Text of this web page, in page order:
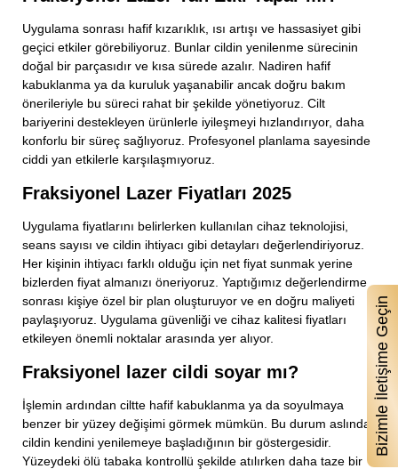
Bizimle İletişime Geçin
Uygulama sonrası hafif kızarıklık, ısı artışı ve hassasiyet gibi
geçici etkiler görebiliyoruz. Bunlar cildin yenilenme sürecinin
doğal bir parçasıdır ve kısa sürede azalır. Nadiren hafif
kabuklanma ya da kuruluk yaşanabilir ancak doğru bakım
önerileriyle bu süreci rahat bir şekilde yönetiyoruz. Cilt
bariyerini destekleyen ürünlerle iyileşmeyi hızlandırıyor, daha
konforlu bir süreç sağlıyoruz. Profesyonel planlama sayesinde
ciddi yan etkilerle karşılaşmıyoruz.
Fraksiyonel Lazer Fiyatları 2025
Uygulama fiyatlarını belirlerken kullanılan cihaz teknolojisi,
seans sayısı ve cildin ihtiyacı gibi detayları değerlendiriyoruz.
Her kişinin ihtiyacı farklı olduğu için net fiyat sunmak yerine
bizlerden fiyat almanızı öneriyoruz. Yaptığımız değerlendirme
sonrası kişiye özel bir plan oluşturuyor ve en doğru maliyeti
paylaşıyoruz. Uygulama güvenliği ve cihaz kalitesi fiyatları
etkileyen önemli noktalar arasında yer alıyor.
Fraksiyonel lazer cildi soyar mı?
İşlemin ardından ciltte hafif kabuklanma ya da soyulmaya
benzer bir yüzey değişimi görmek mümkün. Bu durum aslında
cildin kendini yenilemeye başladığının bir göstergesidir.
Yüzeydeki ölü tabaka kontrollü şekilde atılırken daha taze bir